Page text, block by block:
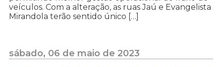
veículos. Com a alteração, as ruas Jaú e Evangelista
Mirandola terão sentido único […]
sábado, 06 de maio de 2023